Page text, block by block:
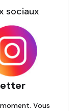
sociaux
Vous